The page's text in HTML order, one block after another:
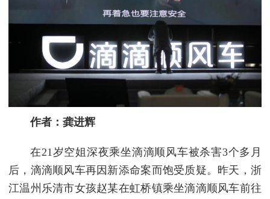
作者：龚进辉
在21岁空姐深夜乘坐滴滴顺风车被杀害3个多月
后，滴滴顺风车再因新添命案而饱受质疑。昨天，浙
江温州乐清市女孩赵某在虹桥镇乘坐滴滴顺风车前往